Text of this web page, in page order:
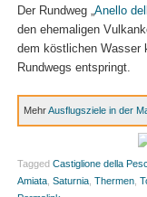
Der Rundweg „Anello
den ehemaligen
dem köstlichen Wasser
Rundwegs entspringt.
MehrAusflugsziele in der
Tagged Castiglione della
Amiata, Saturnia, Thermen,